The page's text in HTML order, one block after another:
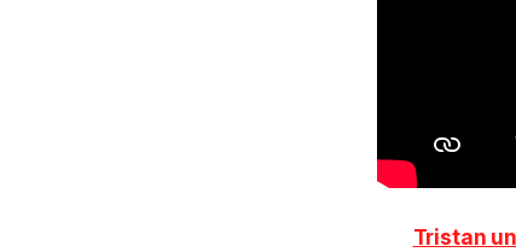
Tristan